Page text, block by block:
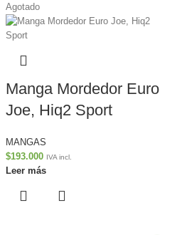
Agotado
Manga Mordedor Euro
Joe, Hiq2 Sport
MANGAS
$193.000 IVA incl.
Leer más